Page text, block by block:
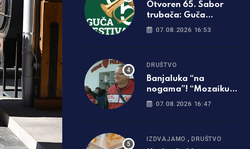
Otvoren 65. Sabor
trubača: Guča
ponovo zasvirala
07.08.2026 16:53
DRUŠTVO
Banjaluka “na
nogama”! “Mozaiku
prijateljstva”
gradnju javne kuhinje
07.08.2026 16:47
IZDVAJAMO ,DRUŠTVO